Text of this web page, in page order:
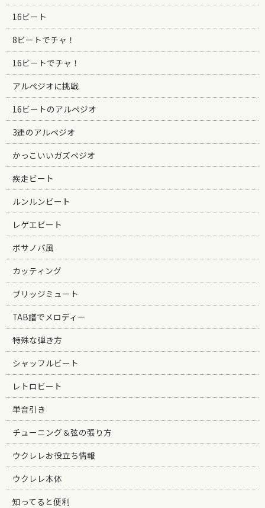
16ビート
8ビートでチャ！
16ビートでチャ！
アルペジオに挑戦
16ビートのアルペジオ
3連のアルペジオ
かっこいいガズペジオ
疾走ビート
ルンルンビート
レゲエビート
ボサノバ風
カッティング
ブリッジミュート
TAB譜でメロディー
特殊な弾き方
シャッフルビート
レトロビート
単音引き
チューニング＆弦の張り方
ウクレレお役立ち情報
ウクレレ本体
知ってると便利